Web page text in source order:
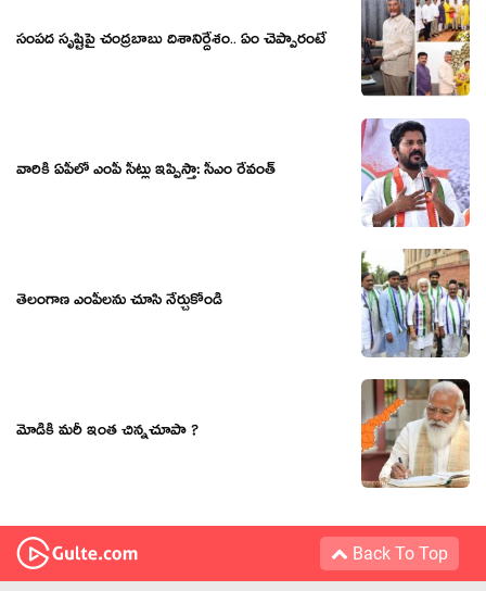
సంప‌ద సృష్టిపై చంద్ర‌బాబు దిశానిర్దేశం.. ఏం చెప్పారంటే
వారికి ఏపీలో ఎంపీ సీట్లు ఇప్పిస్తా: సీఎం రేవంత్
తెలంగాణ ఎంపీల‌ను చూసి నేర్చుకోండి
మోడికి మరీ ఇంత చిన్నచూపా ?
Back To Top